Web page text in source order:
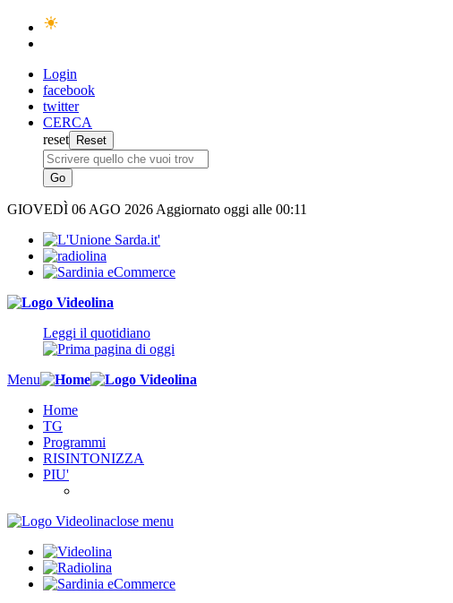
Login
facebook
twitter
CERCA
reset
GIOVEDÌ 06 AGO 2026 Aggiornato oggi alle 00:11
Leggi il quotidiano
Menu
Home
TG
Programmi
RISINTONIZZA
PIU'
close menu